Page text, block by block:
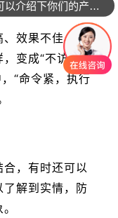
、效果不佳，甚
变成“不访”或
“命令紧，执行
，有时还可以
解到实情，防